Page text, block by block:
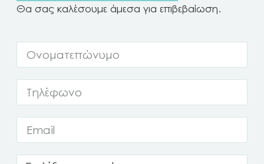
Θα σας καλέσουμε άμεσα για επιβεβαίωση.